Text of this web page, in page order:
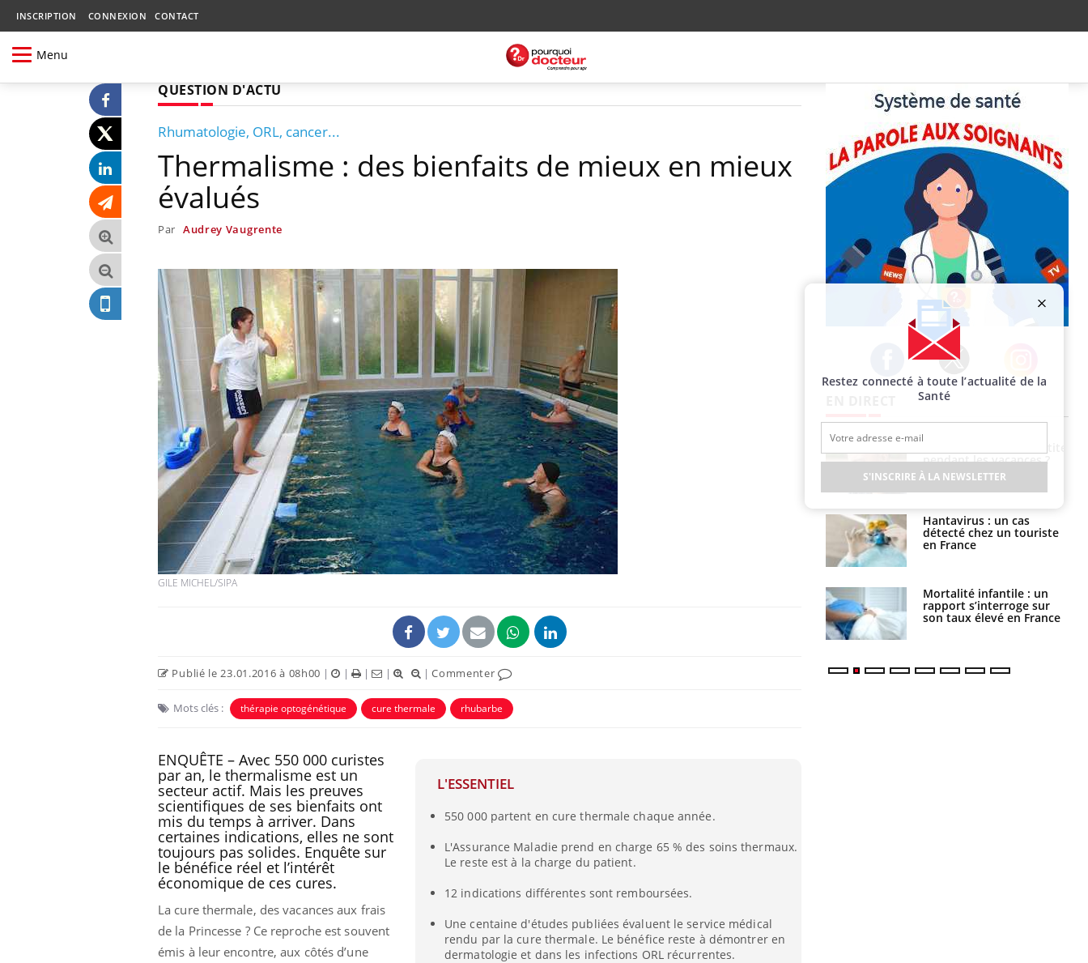
INSCRIPTION CONNEXION CONTACT
Menu
QUESTION D'ACTU
Rhumatologie, ORL, cancer...
Thermalisme : des bienfaits de mieux en mieux
évalués
Par Audrey Vaugrente
GILE MICHEL/SIPA
Publié le 23.01.2016 à 08h00 | | | | |Commenter
Mots clés : thérapie optogénétique cure thermale rhubarbe
L'ESSENTIEL
550 000 partent en cure thermale chaque année.
L'Assurance Maladie prend en charge 65 % des soins thermaux.
Le reste est à la charge du patient.
12 indications différentes sont remboursées.
Une centaine d'études publiées évaluent le service médical
rendu par la cure thermale. Le bénéfice reste à démontrer en
dermatologie et dans les infections ORL récurrentes.
ENQUÊTE – Avec 550 000 curistes
par an, le thermalisme est un
secteur actif. Mais les preuves
scientifiques de ses bienfaits ont
mis du temps à arriver. Dans
certaines indications, elles ne sont
toujours pas solides. Enquête sur
le bénéfice réel et l’intérêt
économique de ces cures.
La cure thermale, des vacances aux frais
de la Princesse ? Ce reproche est souvent
émis à leur encontre, aux côtés d’une
Facebook Twitter Instagram
pendant les vacances ?
Hantavirus : un cas
détecté chez un touriste
en France
Mortalité infantile : un
rapport s’interroge sur
son taux élevé en France
Restez connecté à toute l’actualité de la
Santé
S'INSCRIRE À LA NEWSLETTER